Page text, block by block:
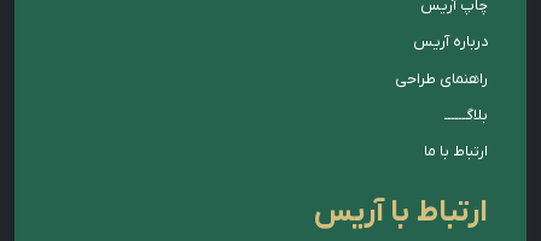
چاپ آریس
درباره آریس
راهنمای طراحی
بلاگــــــ
ارتباط با ما
ارتباط با آریس